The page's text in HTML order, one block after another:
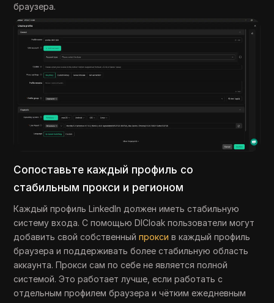
браузера.
Сопоставьте каждый профиль со
стабильным прокси и регионом
Каждый профиль LinkedIn должен иметь стабильную
систему входа. С помощью DICloak пользователи могут
добавить свой собственныйпрокси в каждый профиль
браузера и поддерживать более стабильную область
аккаунта. Прокси сам по себе не является полной
системой. Это работает лучше, если работать с
отдельным профилем браузера и чётким ежедневным